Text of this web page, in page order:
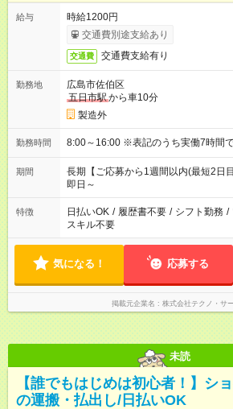
給与
時給1200円
交通費別途支給あり
交通費 交通費支給有り
勤務地
広島市佐伯区
五日市駅から車10分
製造外
勤務時間 8:00～16:00 ※表記のうち実働7時間
期間
長期【ご応募から1週間以内(最短2日
即日～
特徴 日払いOK / 履歴書不要 / シフト勤務 /
スキル不要
気になる！ 応募する
掲載元企業名 株式会社テクノ・サ
未読
【誰でもはじめは初心者！】シ
の運搬・払出し/日払いOK